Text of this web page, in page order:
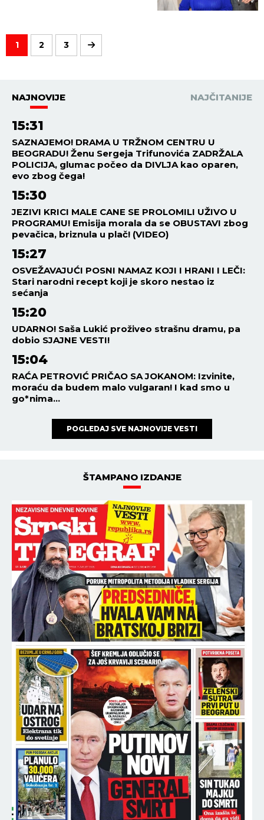
1 2 3
NAJNOVIJE NAJČITANIJE
15:31
SAZNAJEMO! DRAMA U TRŽNOM CENTRU U
BEOGRADU! Ženu Sergeja Trifunovića ZADRŽALA
POLICIJA, glumac počeo da DIVLJA kao oparen,
evo zbog čega!
15:30
JEZIVI KRICI MALE CANE SE PROLOMILI UŽIVO U
PROGRAMU! Emisija morala da se OBUSTAVI zbog
pevačica, briznula u plač! (VIDEO)
15:27
OSVEŽAVAJUĆI POSNI NAMAZ KOJI I HRANI I LEČI:
Stari narodni recept koji je skoro nestao iz
sećanja
15:20
UDARNO! Saša Lukić proživeo strašnu dramu, pa
dobio SJAJNE VESTI!
15:04
RAĆA PETROVIĆ PRIČAO SA JOKANOM: Izvinite,
moraću da budem malo vulgaran! I kad smo u
go*nima...
POGLEDAJ SVE NAJNOVIJE VESTI
ŠTAMPANO IZDANJE